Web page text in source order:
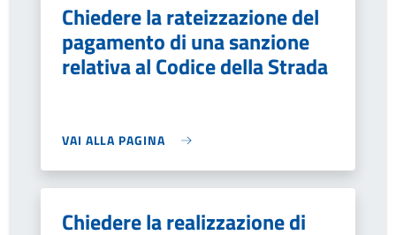
Chiedere la rateizzazione del
pagamento di una sanzione
relativa al Codice della Strada
VAI ALLA PAGINA
Chiedere la realizzazione di